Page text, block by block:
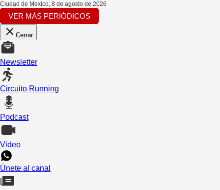
Ciudad de Mexico, 8 de agosto de 2026
VER MÁS PERIÓDICOS
Cerrar
Newsletter
Circuito Running
Podcast
Video
Únete al canal